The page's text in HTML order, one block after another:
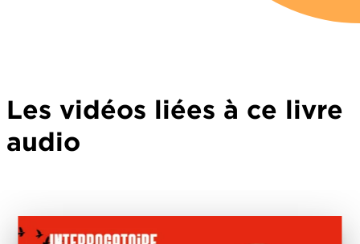
Les vidéos liées à ce livre
audio